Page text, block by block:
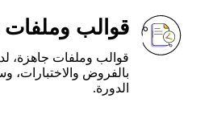
قوالب وملفات
قوالب وملفات جاهزة،
بالفروض والاختبارات،
الدورة.